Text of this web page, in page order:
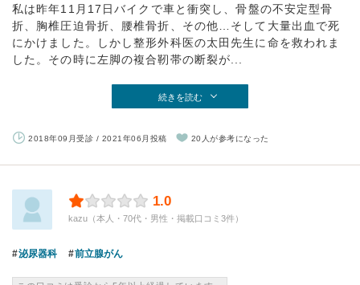
私は昨年11月17日バイクで車と衝突し、骨盤の不安定型骨
折、胸椎圧迫骨折、腰椎骨折、その他…そして大量出血で死
にかけました。しかし整形外科医の太田先生に命を救われま
した。その時に左脚の複合靭帯の断裂が...
続きを読む
2018年09月受診 / 2021年06月投稿 20人が参考になった
1.0
kazu（本人・70代・男性・掲載口コミ3件）
泌尿器科 前立腺がん